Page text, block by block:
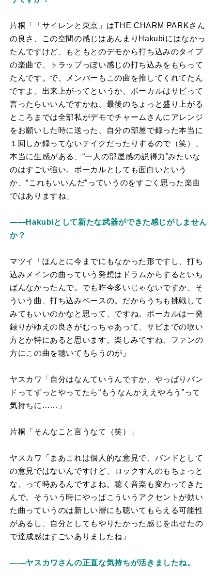
片桐「「サイレンと東京」はTHE CHARM PARKさん
の良さ、この空間の感じはあんまりHakubiにはなかっ
たんですけど、もともとのデモから打ち込みのタイプ
の楽曲で、トラップっぽい感じの打ち込みをもらって
たんです。で、メンバーもこの曲を推してくれてたん
ですよ。出来上がってというか、ボーカルはサビって
言ったらいいんですかね、最後のちょっと盛り上がる
ところまでは全部私がデモでチャームさんにアレンジ
をお願いした時に送った、自分の部屋で録った本当に
１回しか録ってないテイクだったりするので（笑）、
本当に生感がある、“一人の部屋感の説得力”みたいな
のはすごい強い。ボーカルとしても面白いという
か、“これもいいんだ”っていうのをすごく思った楽曲
ではありますね」
――Hakubiとして新たな武器ができた感じがしません
か？
マツイ「ほんとに今までにもなかった形ですし、打ち
込みメインの曲っていう発想はドラムからするといち
ばんなかったんで。でも昨今多いじゃないですか、そ
ういう曲、打ち込みベースの。だからうちも挑戦して
みてもいいのかなと思って、ですね。ボーカルは一発
録りがゆえの良さがむっちゃあって、サビまでの歌い
方とか特にあると思います。楽しみですね、ファンの
方にこの曲を聴いてもらうのが」
ヤスカワ「自分はなんていうんですか、やっぱりバン
ドってずっとやってたら“もうなんかええやろう”って
気持ちに……」
片桐「そんなこと言うなて（笑）」
ヤスカワ「まあこれは個人的な意見で、バンドとして
の意見ではないんですけど、ロックすんのもちょっと
な、って時あるんですよね。聴く音楽も変わってきた
んで。そういう時にやっぱこういうアクセントが効い
た曲っていうのは新しい層にも聴いてもらえる可能性
があるし、自分としてもやりたかった感じを出せたの
で達成感はすごいありましたね」
――ヤスカワさんの正直な気持ちが活きましたね。